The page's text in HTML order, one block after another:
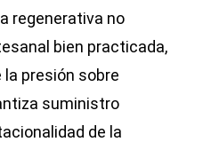
regenerativa no
bien practicada,
presión sobre
suministro
de la